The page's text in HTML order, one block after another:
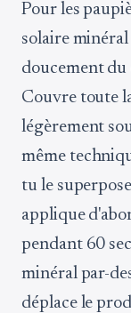
Pour les
solaire
doucement
Couvre toute
légèrement
même
tu le
applique
pendant 60
minéral par-
déplace le